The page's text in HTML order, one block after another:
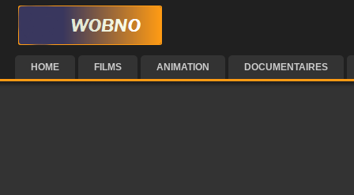
HOME FILMS ANIMATION DOCUMENTAIRES